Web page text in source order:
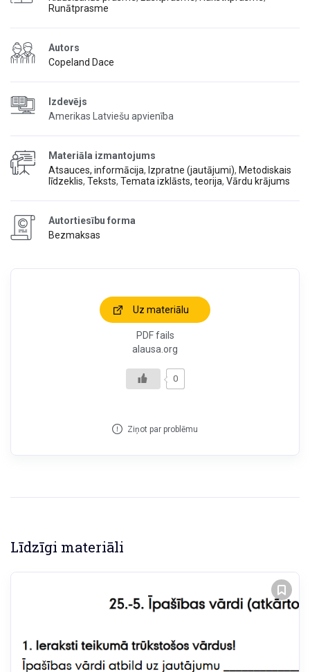
Runātprasme
Autors
Copeland Dace
Izdevējs
Amerikas Latviešu apvienība
Materiāla izmantojums
Atsauces, informācija, Izpratne (jautājumi), Metodiskais
līdzeklis, Teksts, Temata izklāsts, teorija, Vārdu krājums
Autortiesību forma
Bezmaksas
Uz materiālu
PDF fails
alausa.org
0
Ziņot par problēmu
Līdzīgi materiāli